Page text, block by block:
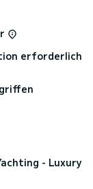
erforderlich
- Luxury